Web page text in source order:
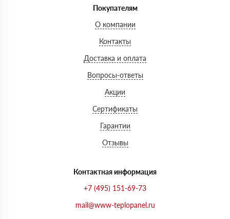
Покупателям
О компании
Контакты
Доставка и оплата
Вопросы-ответы
Акции
Сертификаты
Гарантии
Отзывы
Контактная информация
+7 (495) 151-69-73
mail@www-teplopanel.ru